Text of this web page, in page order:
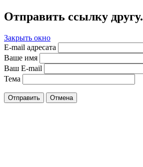
Отправить ссылку другу.
Закрыть окно
E-mail адресата
Ваше имя
Ваш E-mail
Тема
Отправить Отмена